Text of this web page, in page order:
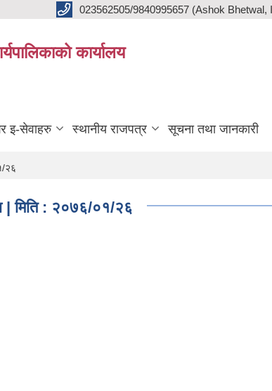
023562505/9840995657 (Ashok
कार्यालय
इ-सेवाहरु स्थानीय राजपत्र सूचना तथा जानकारी
२६
| मिति : २०७६/०१/२६